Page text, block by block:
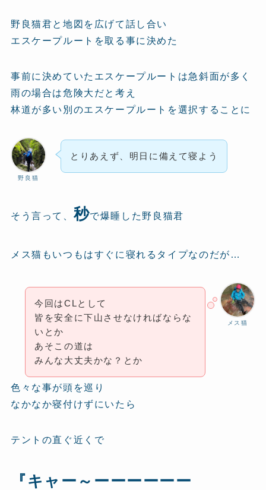
野良猫君と地図を広げて話し合い
エスケープルートを取る事に決めた
事前に決めていたエスケープルートは急斜面が多く
雨の場合は危険大だと考え
林道が多い別のエスケープルートを選択することに
野良猫
とりあえず、明日に備えて寝よう
そう言って、 秒で爆睡した野良猫君
メス猫もいつもはすぐに寝れるタイプなのだが…
メス猫
今回はCLとして
皆を安全に下山させなければならな
いとか
あそこの道は
みんな大丈夫かな？とか
色々な事が頭を巡り
なかなか寝付けずにいたら
テントの直ぐ近くで
『キャー～ーーーーーー